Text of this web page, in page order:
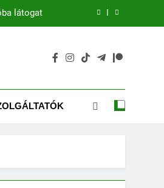
látogat
jövőjéről